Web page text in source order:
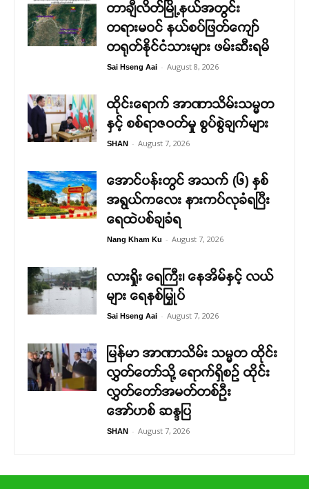
တာချီလိတ်မြို့နယ်အတွင်း
တရားမဝင် နယ်စပ်ဖြတ်ကျော်
တရုတ်နိုင်ငံသားများ ဖမ်းဆီးရမိ
Sai Hseng Aai - August 8, 2026
ထိုင်းရောက် အာဏာသိမ်းသမ္မတ
နှင့် စစ်ရာဇဝတ်မှု စွပ်စွဲချက်များ
SHAN - August 7, 2026
အောင်ပန်းတွင် အသက် (၆) နှစ်
အရွယ်ကလေး နားကပ်လုခံရပြီး
ရေထဲပစ်ချခံရ
Nang Kham Ku - August 7, 2026
လားရှိုး ရေကြီး၊ နေအိမ်နှင့် လယ်
များ ရေနစ်မြှုပ်
Sai Hseng Aai - August 7, 2026
မြန်မာ အာဏာသိမ်း သမ္မတ ထိုင်း
လွှတ်တော်သို့ ရောက်ရှိစဉ် ထိုင်း
လွှတ်တော်အမတ်တစ်ဦး
အော်ဟစ် ဆန္ဒပြ
SHAN - August 7, 2026